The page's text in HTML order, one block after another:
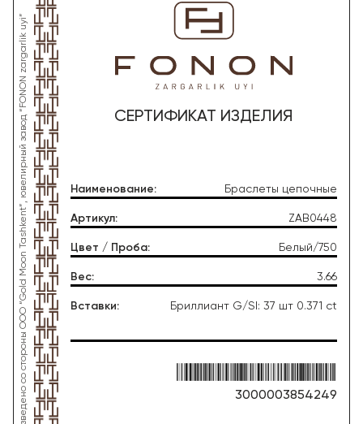
*Данное изделие произведено со стороны OOO “Gold Moon Tashkent”, ювелирный завод “FONON zargarlik uyi” СЕРТИФИКАТ ИЗДЕЛИЯ
Наименование: Браслеты цепочные
Артикул: ZAB0448
Цвет / Проба: Белый/750
Вес: 3.66
Вставки: Бриллиант G/SI: 37 шт 0.371 ct
3000003854249